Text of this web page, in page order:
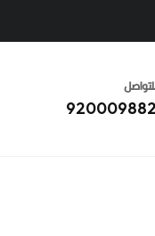
920009882